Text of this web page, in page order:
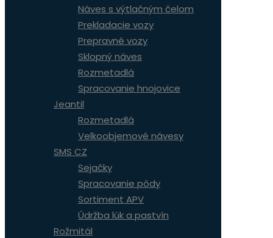
Náves s výtlačným čelom
Prekladacie vozy
Prepravné vozy
Sklopný náves
Rozmetadlá
Spracovanie hnojovice
Jeantil
Rozmetadlá
Velkoobjemové návesy
SMS CZ
Sejačky
Spracovanie pôdy
Sortiment APV
Údržba lúk a pastvín
Rožmitál